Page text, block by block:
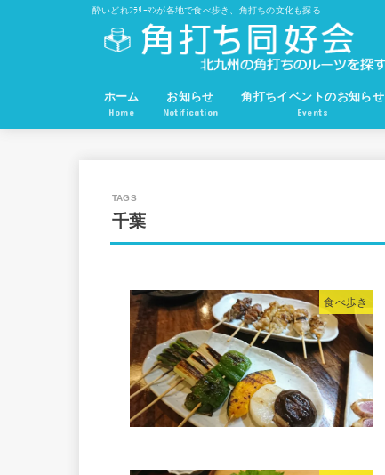
酔いどれﾌﾗﾘｰﾏﾝが各地で食べ歩き、角打ちの文化も探る
ホーム
Home
お知らせ
Notification
角打ちイベントのお知らせ
Events
千葉
食べ歩き